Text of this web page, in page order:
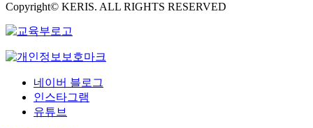
Copyright© KERIS. ALL RIGHTS RESERVED
네이버 블로그
인스타그램
유튜브